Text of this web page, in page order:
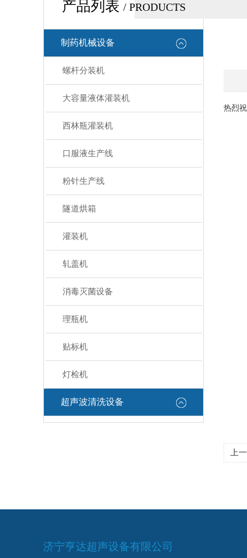
产品列表 / PRODUCTS
制药机械设备
螺杆分装机
大容量液体灌装机
西林瓶灌装机
口服液生产线
粉针生产线
隧道烘箱
灌装机
轧盖机
消毒灭菌设备
理瓶机
贴标机
灯检机
超声波清洗设备
热烈
上一
济宁亨达超声设备有限公司